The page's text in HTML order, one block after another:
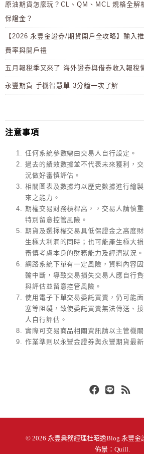
原油期貨怎麼玩？CL、QM、MCL 規格全解
保證金？
【2026 永豐金證券/期貨開戶全攻略】輸入
費率與開戶禮
五月報稅季又來了 海外證券與借券收入報稅
永豐期貨 手機智慧單 3分鐘一次了解
注意事項
任何系統參數需由交易人自行設定。
過去的績效數據並不代表未來獲利，
況做好審慎評估。
相關圖表及數據均以歷史數據進行繪
來之能力。
期權交易財務槓桿高，，交易人請慎
特別留意控管風險。
期貨及選擇權交易具低保證金之高度
生極大利潤的同時；也可能產生極大
審慎考慮本身的財務能力及經濟狀況。
網路系統下單有一定風險，資料內容
輸中斷，導致交易損失交易人應自行
與評估並留意控管風險。
使用電子下單交易委託買賣，仍可能
塞等阻礙，致使委託買賣無法傳送、
人自行評估。
實際可交易商品相關資訊請以主管機關
作業準則以永豐金證券與永豐期貨最
© 2026 永豐業務經理杜昭逸Blog 永豐金
佈景： Quill.